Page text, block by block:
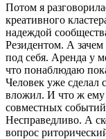
Потом я
креативного
надеждой
Резидентом. А зачем
под себя. Аренда у
что понаблюдаю
Человек уже сделал
вложил. И что ж ему
совместных
Несправедливо. А
вопрос